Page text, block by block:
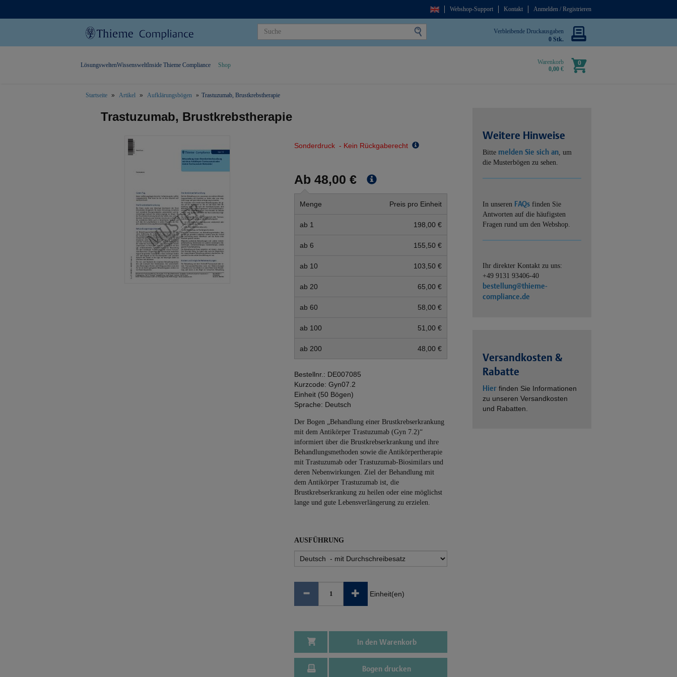
Webshop-Support Kontakt Anmelden / Registrieren
Verbleibende Druckausgaben
0 Stk.
Warenkorb
0,00 €
0
LösungsweltenWissensweltInside Thieme Compliance Shop
Startseite Artikel Aufklärungsbögen Trastuzumab, Brustkrebstherapie
Trastuzumab, Brustkrebstherapie
Sonderdruck - Kein Rückgaberecht
Ab 48,00 €
Menge Preis pro Einheit
ab 1 198,00 €
ab 6 155,50 €
ab 10 103,50 €
ab 20 65,00 €
ab 60 58,00 €
ab 100 51,00 €
ab 200 48,00 €
Bestellnr.: DE007085
Kurzcode: Gyn07.2
Einheit (50 Bögen)
Sprache: Deutsch
Der Bogen „Behandlung einer Brustkrebs­erkrankung
mit dem Antikörper Trastuzumab (Gyn 7.2)“
informiert über die Brustkrebserkrankung und ihre
Behandlungsmethoden sowie die Antikörpertherapie
mit Trastuzumab oder Trastuzumab-Biosimilars und
deren Nebenwirkungen. Ziel der Behandlung mit
dem Antikörper Trastuzumab ist, die
Brustkrebserkrankung zu heilen oder eine möglichst
lange und gute Lebensverlängerung zu erzielen.
AUSFÜHRUNG
Einheit(en)
In den Warenkorb
Bogen drucken
Weitere Hinweise
Bitte melden Sie sich an, um
die Musterbögen zu sehen.
In unseren FAQs finden Sie
Antworten auf die häufigsten
Fragen rund um den Webshop.
Ihr direkter Kontakt zu uns:
+49 9131 93406-40
bestellung@thieme-
compliance.de
Versandkosten &
Rabatte
Hier finden Sie Informationen
zu unseren Versandkosten
und Rabatten.